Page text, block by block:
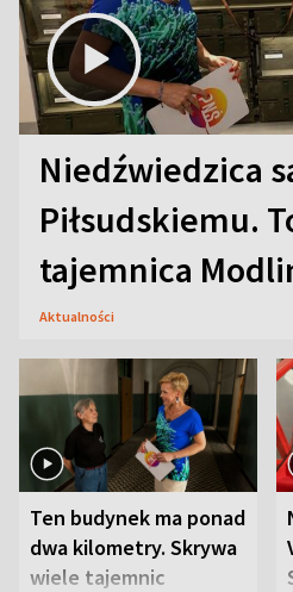
Niedźwiedzica
Piłsudskiemu.
tajemnica
Aktualności
Ten budynek ma ponad
dwa kilometry. Skrywa
wiele tajemnic